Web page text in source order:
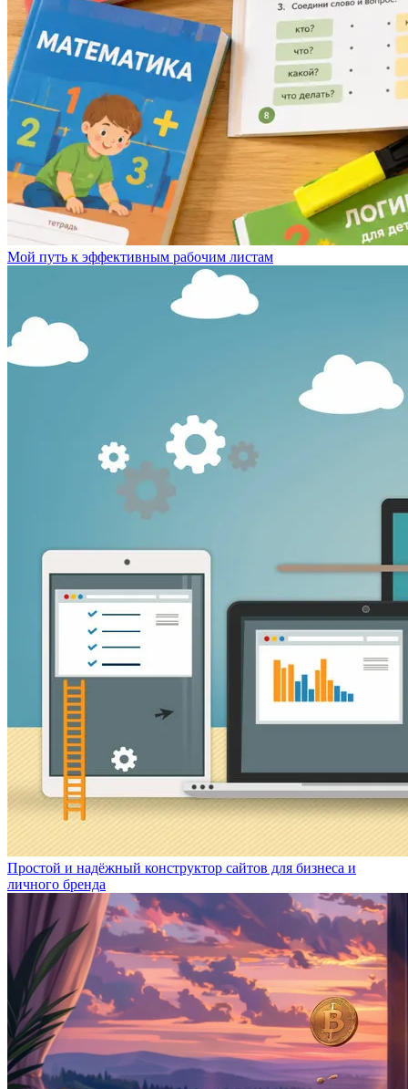
Мой путь к эффективным рабочим листам
Простой и надёжный конструктор сайтов для бизнеса и
личного бренда